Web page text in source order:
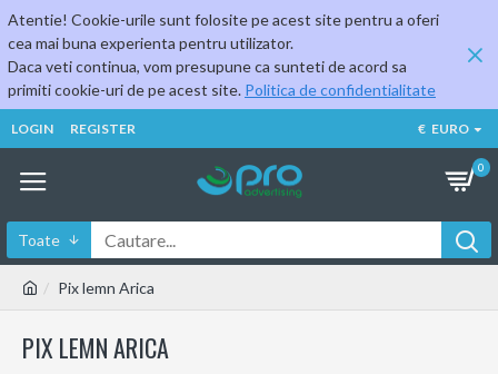
Atentie! Cookie-urile sunt folosite pe acest site pentru a oferi
cea mai buna experienta pentru utilizator.
Daca veti continua, vom presupune ca sunteti de acord sa
primiti cookie-uri de pe acest site. Politica de confidentialitate
LOGIN REGISTER € EURO
0
Toate
Pix lemn Arica
PIX LEMN ARICA